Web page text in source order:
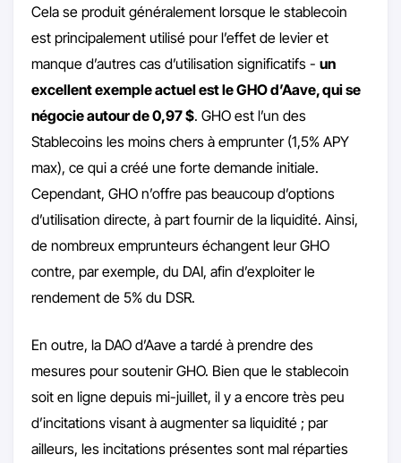
Cela se produit généralement lorsque le stablecoin
est principalement utilisé pour l’effet de levier et
manque d’autres cas d’utilisation significatifs - un
excellent exemple actuel est le GHO d’Aave, qui se
négocie autour de 0,97 $. GHO est l’un des
Stablecoins les moins chers à emprunter (1,5% APY
max), ce qui a créé une forte demande initiale.
Cependant, GHO n’offre pas beaucoup d’options
d’utilisation directe, à part fournir de la liquidité. Ainsi,
de nombreux emprunteurs échangent leur GHO
contre, par exemple, du DAI, afin d’exploiter le
rendement de 5% du DSR.
En outre, la DAO d’Aave a tardé à prendre des
mesures pour soutenir GHO. Bien que le stablecoin
soit en ligne depuis mi-juillet, il y a encore très peu
d’incitations visant à augmenter sa liquidité ; par
ailleurs, les incitations présentes sont mal réparties